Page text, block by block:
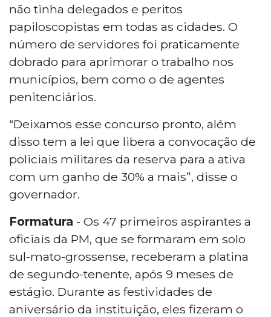
não tinha delegados e peritos
papiloscopistas em todas as cidades. O
número de servidores foi praticamente
dobrado para aprimorar o trabalho nos
municípios, bem como o de agentes
penitenciários.
“Deixamos esse concurso pronto, além
disso tem a lei que libera a convocação de
policiais militares da reserva para a ativa
com um ganho de 30% a mais”, disse o
governador.
Formatura - Os 47 primeiros aspirantes a
oficiais da PM, que se formaram em solo
sul-mato-grossense, receberam a platina
de segundo-tenente, após 9 meses de
estágio. Durante as festividades de
aniversário da instituição, eles fizeram o